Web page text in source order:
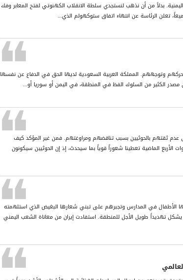
بدلاً من أن نذهب لنستجدي سلطة الانقلاب الكهنوتي لفتح المعابر وفك
تعلن الرئاسة عن انتهاء اتفاق ستوكهولم الذي...
وتوجههم. المملكة العربية السعودية لديها الحق في الدفاع عن نفسها
الكثير من السلوك الفظ في المنطقة، في اليمن أو سوريا أو...
عدم ثقتهم بالحوثيين بسبب تناقضهم ومراوغتهم. فمن غير المؤكد كيف
الأربع الماضية تعطينا شعوراً قوياً بما سيحدث، إذ إن الحوثيين سيكونون
الأطفال في المدارس وتجبرهم على تبني شعارها البغيض الذي استلهمته
يشكل تهديداً طويل الأجل للمنطقة. استفادت إيران من معاناة الشعب اليمني